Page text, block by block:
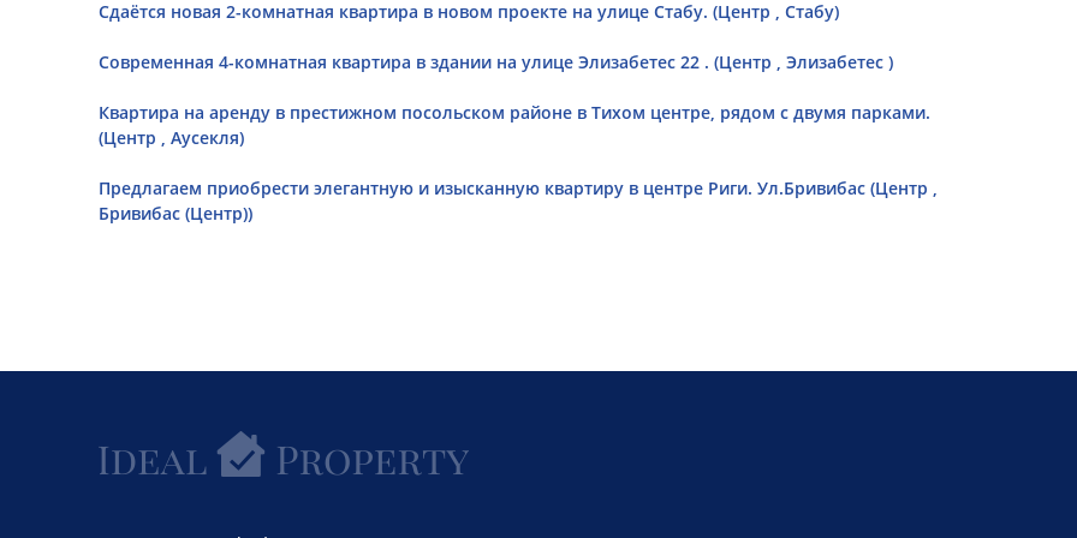
Сдаётся новая 2-комнатная квартира в новом проекте на улице Стабу. (Центр , Стабу)
Современная 4-комнатная квартира в здании на улице Элизабетес 22 . (Центр , Элизабетес )
Квартира на аренду в престижном посольском райoне в Тихом центре, рядом с двумя парками.
(Центр , Аусекля)
Предлагаем приобрести элегантную и изысканную квартиру в центре Риги. Ул.Бривибас (Центр ,
Бривибас (Центр))